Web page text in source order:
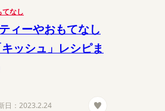
てなし
ィーやおもてなし
ッシュ」レシピま
日： 2023.2.24